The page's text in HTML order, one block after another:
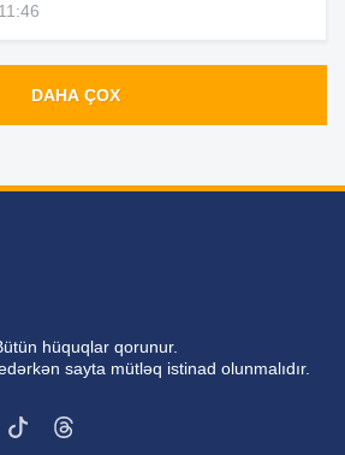
DAHA ÇOX
hüquqlar qorunur.
sayta mütləq istinad olunmalıdır.